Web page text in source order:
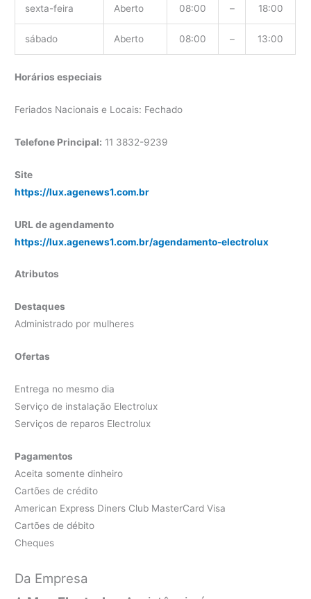
sexta-feira Aberto 08:00 – 18:00
sábado Aberto 08:00 – 13:00
Horários especiais
Feriados Nacionais e Locais: Fechado
Telefone Principal: 11 3832-9239
Site
https://lux.agenews1.com.br
URL de agendamento
https://lux.agenews1.com.br/agendamento-electrolux
Atributos
Destaques
Administrado por mulheres
Ofertas
Entrega no mesmo dia
Serviço de instalação Electrolux
Serviços de reparos Electrolux
Pagamentos
Aceita somente dinheiro
Cartões de crédito
American Express Diners Club MasterCard Visa
Cartões de débito
Cheques
Da Empresa